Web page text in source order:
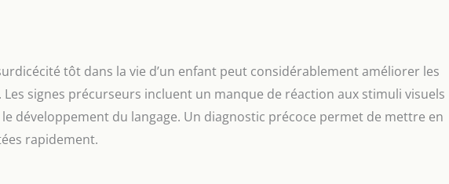
tôt dans la vie d’un enfant peut considérablement améliorer les
signes précurseurs incluent un manque de réaction aux stimuli visuels
développement du langage. Un diagnostic précoce permet de mettre en
rapidement.